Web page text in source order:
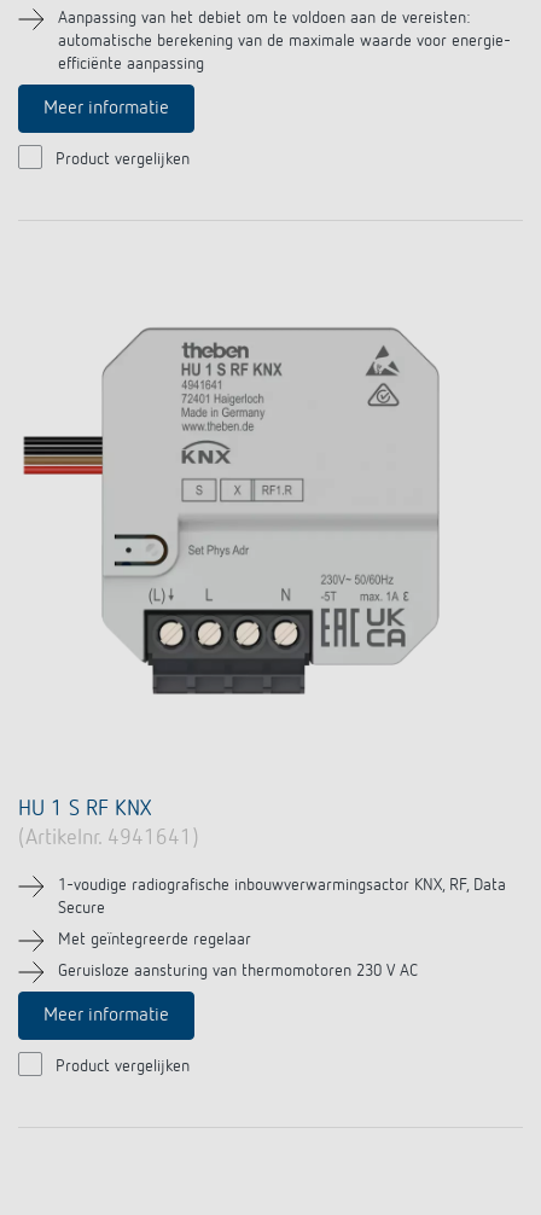
Aanpassing van het debiet om te voldoen aan de vereisten:
automatische berekening van de maximale waarde voor energie-
efficiënte aanpassing
Meer informatie
Product vergelijken
HU 1 S RF KNX
(Artikelnr. 4941641)
1-voudige radiografische inbouwverwarmingsactor KNX, RF, Data
Secure
Met geïntegreerde regelaar
Geruisloze aansturing van thermomotoren 230 V AC
Meer informatie
Product vergelijken